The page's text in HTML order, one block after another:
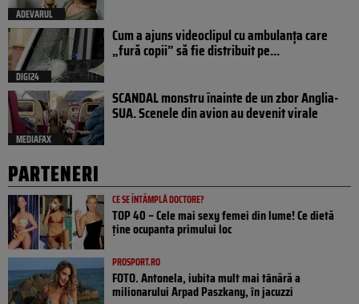
ADEVARUL
DIGI24
Cum a ajuns videoclipul cu ambulanța care
„fură copii” să fie distribuit pe...
MEDIAFAX
SCANDAL monstru înainte de un zbor Anglia-
SUA. Scenele din avion au devenit virale
PARTENERI
CE SE ÎNTÂMPLĂ DOCTORE?
TOP 40 – Cele mai sexy femei din lume! Ce dietă
ține ocupanta primului loc
PROSPORT.RO
FOTO. Antonela, iubita mult mai tânără a
milionarului Arpad Paszkany, în jacuzzi